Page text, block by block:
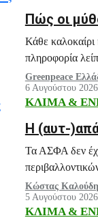
Πώς οι
Κάθε καλοκαίρι
πληροφορία
Greenpeace
6 Αυγούστου 2026
ΚΛΙΜΑ &
H (αυτ-
Τα ΑΣΦΑ δεν
Κώστας
5 Αυγούστου 2026
ΚΛΙΜΑ &